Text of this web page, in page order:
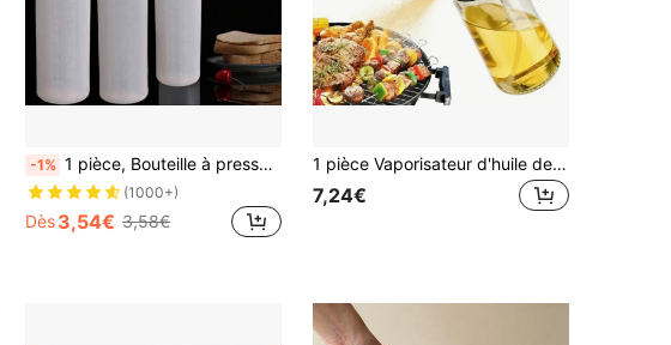
-1% 1 pièce, Bouteille à presser, Bouteille à sauce, Bouteille à condiment à presser, Bouteille à condiment à 3 trous, Salade, Barbecue, Cuisson, Camping, Ustensiles de cuisine Bouteille pour vinaigrette, sauce tomate, assaisonnement
(1000+)
Dès3,54€ 3,58€
1 pièce Vaporisateur d'huile de cuisine 2-en-1 (bouteille en verre), distributeur et vaporisateur d'huile d'olive pour friteuse à air, salade, friture, grillage et cuisson au four
7,24€